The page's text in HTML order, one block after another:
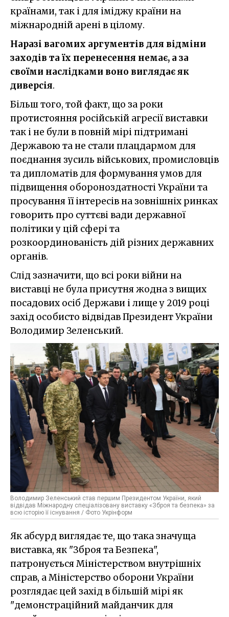
країнами, так і для іміджу країни на
міжнародній арені в цілому.
Наразі вагомих аргументів для відміни
заходів та їх перенесення немає, а за
своїми наслідками воно виглядає як
диверсія.
Більш того, той факт, що за роки
протистояння російській агресії виставки
так і не були в повній мірі підтримані
Державою та не стали плацдармом для
поєднання зусиль військових, промисловців
та дипломатів для формування умов для
підвищення обороноздатності України та
просування її інтересів на зовнішніх ринках
говорить про суттєві вади державної
політики у цій сфері та
розкоординованість дій різних державних
органів.
Слід зазначити, що всі роки війни на
виставці не була присутня жодна з вищих
посадових осіб Держави і лище у 2019 році
захід особисто відвідав Президент України
Володимир Зеленський.
Володимир Зеленський став першим Президентом України, який
відвідав Міжнародну спеціалізовану виставку «Зброя та безпека» за
всю історію її існування / Фото Укрінформ
Як абсурд виглядає те, що така значуща
виставка, як "Зброя та Безпека",
патронується Міністерством внутрішніх
справ, а Міністерство оборони України
розглядає цей захід в більшій мірі як
"демонстраційний майданчик для